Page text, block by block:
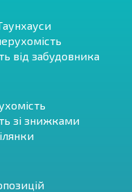
від забудовника
зі знижками